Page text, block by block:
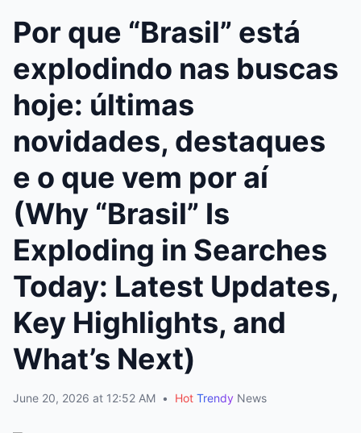
Por que “Brasil” está
explodindo nas buscas
hoje: últimas
novidades, destaques
e o que vem por aí
(Why “Brasil” Is
Exploding in Searches
Today: Latest Updates,
Key Highlights, and
What’s Next)
June 20, 2026 at 12:52 AM • Hot Trendy News